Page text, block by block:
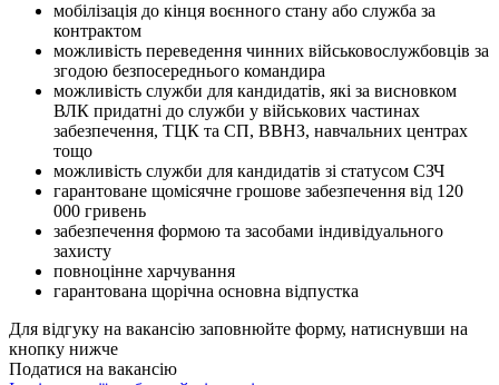
мобілізація до кінця воєнного стану або служба за
контрактом
можливість переведення чинних військовослужбовців за
згодою безпосереднього командира
можливість служби для кандидатів, які за висновком
ВЛК придатні до служби у військових частинах
забезпечення, ТЦК та СП, ВВНЗ, навчальних центрах
тощо
можливість служби для кандидатів зі статусом СЗЧ
гарантоване щомісячне грошове забезпечення від 120
000 гривень
забезпечення формою та засобами індивідуального
захисту
повноцінне харчування
гарантована щорічна основна відпустка
Для відгуку на вакансію заповнюйте форму, натиснувши на
кнопку нижче
Податися на вакансію